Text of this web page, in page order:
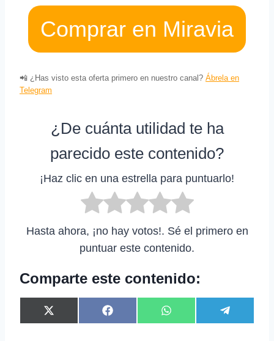
Comprar en Miravia
📲 ¿Has visto esta oferta primero en nuestro canal? Ábrela en
Telegram
¿De cuánta utilidad te ha
parecido este contenido?
¡Haz clic en una estrella para puntuarlo!
Hasta ahora, ¡no hay votos!. Sé el primero en
puntuar este contenido.
Comparte este contenido:
C
o
X
(
C
o
F
a
C
o
W
h
C
o
e